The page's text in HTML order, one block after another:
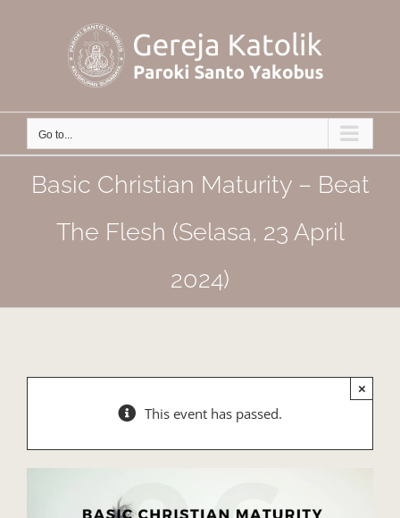
Go to...
Basic Christian Maturity – Beat
The Flesh (Selasa, 23 April
2024)
This event has passed.
×